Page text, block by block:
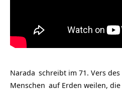
Narada schreibt im 71. Vers des
Menschen auf Erden weilen, die